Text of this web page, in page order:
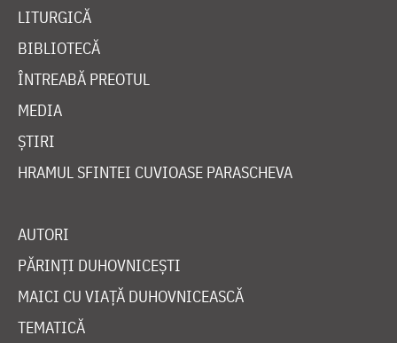
LITURGICĂ
BIBLIOTECĂ
ÎNTREABĂ PREOTUL
MEDIA
ȘTIRI
HRAMUL SFINTEI CUVIOASE PARASCHEVA
AUTORI
PĂRINȚI DUHOVNICEȘTI
MAICI CU VIAȚĂ DUHOVNICEASCĂ
TEMATICĂ